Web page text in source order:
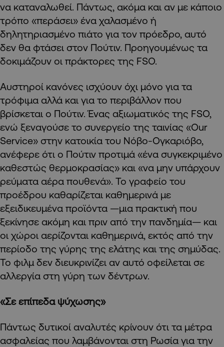
να καταναλωθεί. Πάντως, ακόμα και αν με κάποιο
τρόπο «περάσει» ένα χαλασμένο ή
δηλητηριασμένο πιάτο για τον πρόεδρο, αυτό
δεν θα φτάσει στον Πούτιν. Προηγουμένως τα
δοκιμάζουν οι πράκτορες της FSO.
Αυστηροί κανόνες ισχύουν όχι μόνο για τα
τρόφιμα αλλά και για το περιβάλλον που
βρίσκεται ο Πούτιν. Ένας αξιωματικός της FSO,
ενώ ξεναγούσε το συνεργείο της ταινίας «Our
Service» στην κατοικία του Νόβο-Ογκαριόβο,
ανέφερε ότι ο Πούτιν προτιμά «ένα συγκεκριμένο
καθεστώς θερμοκρασίας» και «να μην υπάρχουν
ρεύματα αέρα πουθενά». Το γραφείο του
προέδρου καθαρίζεται καθημερινά με
εξειδικευμένα προϊόντα —μια πρακτική που
ξεκίνησε ακόμη και πριν από την πανδημία— και
οι χώροι αερίζονται καθημερινά, εκτός από την
περίοδο της γύρης της ελάτης και της σημύδας.
Το φιλμ δεν διευκρινίζει αν αυτό οφείλεται σε
αλλεργία στη γύρη των δέντρων.
«Σε επίπεδα ψύχωσης»
Πάντως δυτικοί αναλυτές κρίνουν ότι τα μέτρα
ασφαλείας που λαμβάνονται στη Ρωσία για την